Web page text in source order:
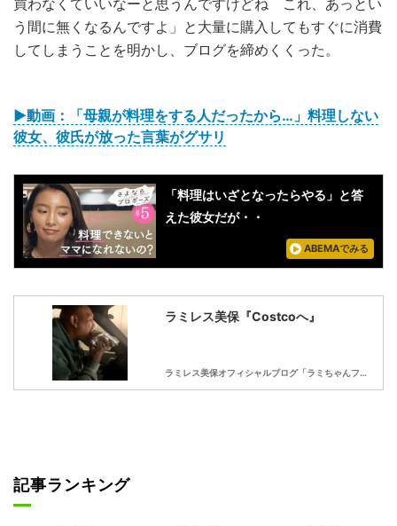
買わなくていいなーと思うんですけどね これ、あっとい
う間に無くなるんですよ」と大量に購入してもすぐに消費
してしまうことを明かし、ブログを締めくくった。
▶動画：「母親が料理をする人だったから…」料理しない
彼女、彼氏が放った言葉がグサリ
「料理はいざとなったらやる」と答
えた彼女だが・・
ABEMAでみる
ラミレス美保『Costcoへ』
ラミレス美保オフィシャルブログ「ラミちゃんファミリーです by 嫁」 Powered by Ameba
記事ランキング